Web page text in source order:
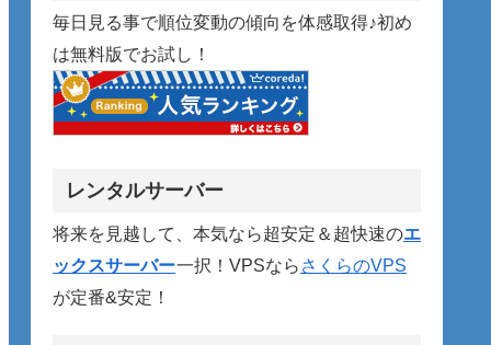
毎日見る事で順位変動の傾向を体感取得♪初め
は無料版でお試し！
レンタルサーバー
将来を見越して、本気なら超安定＆超快速のエ
ックスサーバー一択！VPSなら さくらのVPS
が定番&安定！